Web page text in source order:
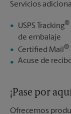
Servicios
USPS Tracking®
de embalaje
Certified Mail ®
Acuse de
¡Pase por
Ofrecemos